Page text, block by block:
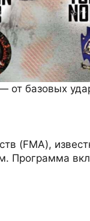
от базовых
(FMA),
Программа